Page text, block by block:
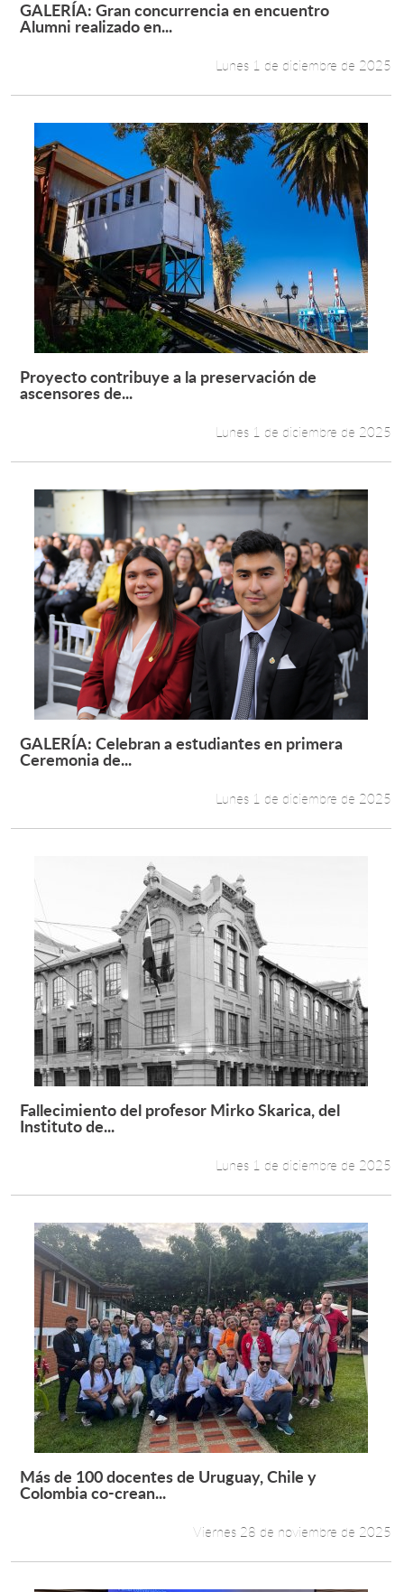
Leer más +
GALERÍA: Gran concurrencia en encuentro
Alumni realizado en...
Lunes 1 de diciembre de 2025
Leer más +
Proyecto contribuye a la preservación de
ascensores de...
Lunes 1 de diciembre de 2025
Leer más +
GALERÍA: Celebran a estudiantes en primera
Ceremonia de...
Lunes 1 de diciembre de 2025
Leer más +
Fallecimiento del profesor Mirko Skarica, del
Instituto de...
Lunes 1 de diciembre de 2025
Leer más +
Más de 100 docentes de Uruguay, Chile y
Colombia co-crean...
Viernes 28 de noviembre de 2025